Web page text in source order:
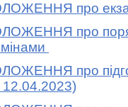
про
про
про
12.04.2023)